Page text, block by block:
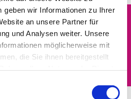
geben wir Informationen zu Ihrer
an unsere Partner für
und Analysen weiter. Unsere
möglicherweise mit
die Sie ihnen bereitgestellt
Sie auch